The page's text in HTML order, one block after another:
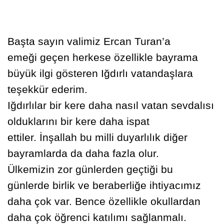
Başta sayın valimiz Ercan Turan’a
emeği geçen herkese özellikle bayrama
büyük ilgi gösteren Iğdırlı vatandaşlara
teşekkür ederim.
Iğdırlılar bir kere daha nasıl vatan sevdalısı
olduklarını bir kere daha ispat
ettiler. İnşallah bu milli duyarlılık diğer
bayramlarda da daha fazla olur.
Ülkemizin zor günlerden geçtiği bu
günlerde birlik ve beraberliğe ihtiyacımız
daha çok var. Bence özellikle okullardan
daha çok öğrenci katılımı sağlanmalı.